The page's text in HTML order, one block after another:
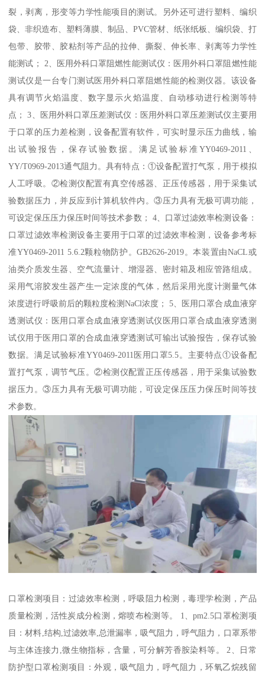
裂，剥离，形变等力学性能项目的测试。另外还可进行塑料、编织
袋、非织造布、塑料薄膜、制品、PVC管材、纸张纸板、编织袋、打
包带、胶带、胶粘剂等产品的拉伸、撕裂、伸长率、剥离等力学性
能测试； 2、医用外科口罩阻燃性能测试仪：医用外科口罩阻燃性能
测试仪是一台专门测试医用外科口罩阻燃性能的检测仪器。该设备
具有调节火焰温度、数字显示火焰温度、自动移动进行检测等特
点； 3、医用外科口罩压差测试仪：医用外科口罩压差测试仪主要用
于口罩的压力差检测，设备配置有软件，可实时显示压力曲线，输
出试验报告，保存试验数据。满足试验标准YY0469-2011、
YY/T0969-2013通气阻力。具有特点：①设备配置打气泵，用于模拟
人工呼吸。②检测仪配置有真空传感器、正压传感器，用于采集试
验数据压力，并反应到计算机软件内。③压力具有无极可调功能，
可设定保压压力保压时间等技术参数； 4、口罩过滤效率检测设备：
口罩过滤效率检测设备主要用于口罩的过滤效率检测，设备参考标
准YY0469-2011 5.6.2颗粒物防护。GB2626-2019。本装置由NaCL或
油类介质发生器、空气流量计、增湿器、密封箱及相应管路组成。
采用气溶胶发生器产生一定浓度的气体，然后采用光度计测量气体
浓度进行呼吸前后的颗粒度检测NaCl浓度； 5、医用口罩合成血液穿
透测试仪：医用口罩合成血液穿透测试仪医用口罩合成血液穿透测
试仪用于医用口罩的合成血液穿透测试可输出试验报告，保存试验
数据。满足试验标准YY0469-2011医用口罩5.5。主要特点①设备配
置打气泵，调节气压。②检测仪配置正压传感器，用于采集试验数
据压力。③压力具有无极可调功能，可设定保压压力保压时间等技
术参数。
口罩检测项目：过滤效率检测，呼吸阻力检测，毒理学检测，产品
质量检测，活性炭成分检测，熔喷布检测等。 1、pm2.5口罩检测项
目：材料,结构,过滤效率,总泄漏率，吸气阻力，呼气阻力，口罩系带
与主体连接力,微生物指标，含量，可分解芳香胺染料等。 2、日常
防护型口罩检测项目：外观，吸气阻力，呼气阻力，环氧乙烷残留